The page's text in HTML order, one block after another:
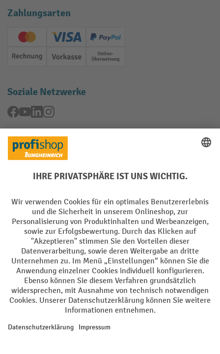
Zahlungsarten
Creditcard (Master)Creditcard (Visa)
PayPal
Rechnung Vorkasse Online-Überweisung
Soziale Netzwerke
Facebook
YouTubeLinkedInInstagram
Rücknahme-Services
Elektrogeräte Rückname
Batterie Rückname
AGB Impressum Datenschutz
Barrierefreiheit Grounding Page Privacy Settings
Alle Preise exkl. gesetzl. Mehrwertsteuer zzgl.Versandkosten und ggf.
Nachnahmegebühren, wenn nicht anders angegeben.
¹ Der Rabatt gilt so lange der Vorrat reicht. Der Rabatt gilt nicht auf